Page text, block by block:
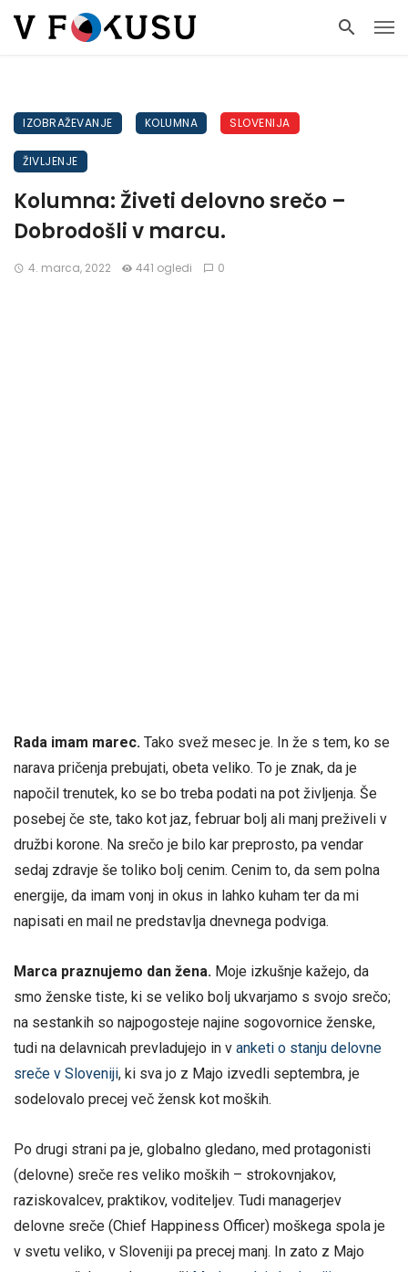
IZOBRAŽEVANJE KOLUMNA SLOVENIJA
ŽIVLJENJE
Kolumna: Živeti delovno srečo –
Dobrodošli v marcu.
4. marca, 2022 441 ogledi 0
Rada imam marec. Tako svež mesec je. In že s tem, ko se
narava pričenja prebujati, obeta veliko. To je znak, da je
napočil trenutek, ko se bo treba podati na pot življenja. Še
posebej če ste, tako kot jaz, februar bolj ali manj preživeli v
družbi korone. Na srečo je bilo kar preprosto, pa vendar
sedaj zdravje še toliko bolj cenim. Cenim to, da sem polna
energije, da imam vonj in okus in lahko kuham ter da mi
napisati en mail ne predstavlja dnevnega podviga.
Marca praznujemo dan žena. Moje izkušnje kažejo, da
smo ženske tiste, ki se veliko bolj ukvarjamo s svojo srečo;
na sestankih so najpogosteje najine sogovornice ženske,
tudi na delavnicah prevladujejo in v anketi o stanju delovne
sreče v Sloveniji, ki sva jo z Majo izvedli septembra, je
sodelovalo precej več žensk kot moških.
Po drugi strani pa je, globalno gledano, med protagonisti
(delovne) sreče res veliko moških – strokovnjakov,
raziskovalcev, praktikov, voditeljev. Tudi managerjev
delovne sreče (Chief Happiness Officer) moškega spola je
v svetu veliko, v Sloveniji pa precej manj. In zato z Majo